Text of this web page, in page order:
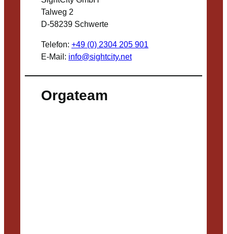
Talweg 2
D-58239 Schwerte
Telefon: +49 (0) 2304 205 901
E-Mail: info@sightcity.net
Orgateam